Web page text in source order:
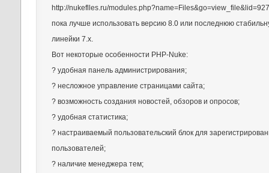
http://nukeflles.ru/
пока лучше использовать версию 8.0 или последнюю
линейки 7.x.
Вот некоторые особенности PHP-Nuke:
? удобная панель администрирования;
? несложное управление страницами сайта;
? возможность создания новостей, обзоров и опросов;
? удобная статистика;
? настраиваемый пользовательский блок для
пользователей;
? наличие менеджера тем;